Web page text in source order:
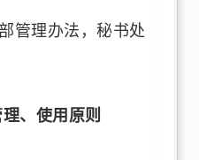
管理办法，秘书处
、使用原则